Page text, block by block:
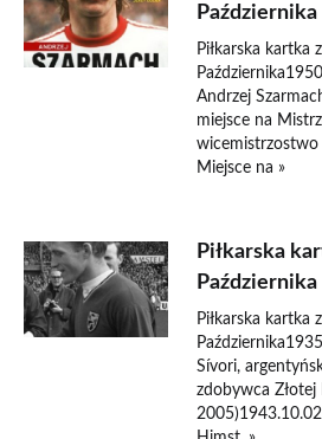
Października
Piłkarska kartka
Andrzej
miejsce na
Miejsce na »
Piłkarska
Października
Piłkarska kartka
Sívori,
zdobywca Złotej
2005)1943.10.02